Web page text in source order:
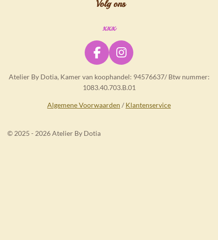
Volg ons
xxx
F
c
e
b
k
I
s
t
a
Atelier By Dotia, Kamer van koophandel: 94576637/ Btw nummer:
1083.40.703.B.01
Algemene Voorwaarden / Klantenservice
© 2025 - 2026 Atelier By Dotia